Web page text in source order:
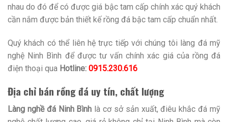
nhau do đó để có được giá bậc tam cấp chính xác quý khách
cần nắm được bản thiết kế rồng đá bậc tam cấp chuẩn nhất.
Quý khách có thể liên hệ trực tiếp với chúng tôi làng đá mỹ
nghệ Ninh Bình để được tư vấn chính xác giá của rồng đá
điện thoại qua Hotline: 0915.230.616
Địa chỉ bán rồng đá uy tín, chất lượng
Làng nghề đá Ninh Bình là cơ sở sản xuất, điêu khắc đá mỹ